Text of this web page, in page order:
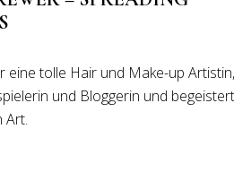
eine tolle Hair und Make-up Artistin,
und Bloggerin und begeistert
Art.